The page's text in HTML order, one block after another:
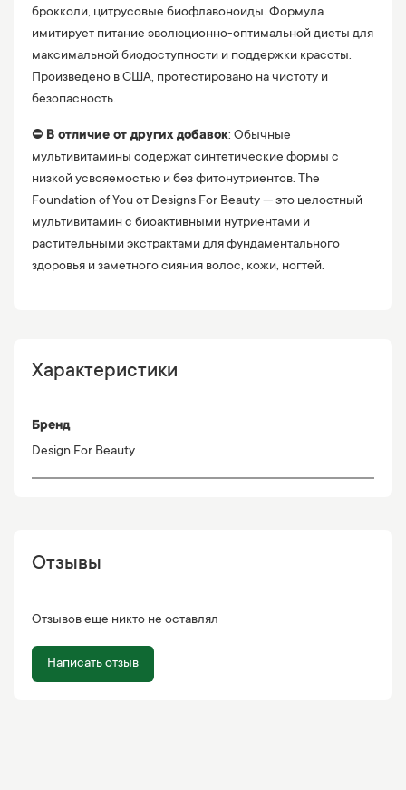
брокколи, цитрусовые биофлавоноиды. Формула
имитирует питание эволюционно-оптимальной диеты для
максимальной биодоступности и поддержки красоты.
Произведено в США, протестировано на чистоту и
безопасность.
⛔️ В отличие от других добавок: Обычные
мультивитамины содержат синтетические формы с
низкой усвояемостью и без фитонутриентов. The
Foundation of You от Designs For Beauty — это целостный
мультивитамин с биоактивными нутриентами и
растительными экстрактами для фундаментального
здоровья и заметного сияния волос, кожи, ногтей.
Характеристики
Бренд
Design For Beauty
Отзывы
Отзывов еще никто не оставлял
Написать отзыв